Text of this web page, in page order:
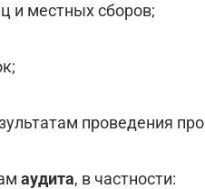
и местных сборов;
проведения
аудита, в частности: